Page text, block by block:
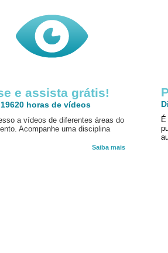
e assista grátis!
horas de vídeos
a vídeos de diferentes áreas do
Acompanhe uma disciplina
Saiba mais